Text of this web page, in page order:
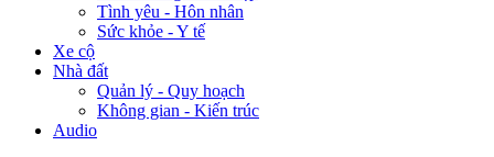
Tình yêu - Hôn nhân
Sức khỏe - Y tế
Xe cộ
Nhà đất
Quản lý - Quy hoạch
Không gian - Kiến trúc
Audio